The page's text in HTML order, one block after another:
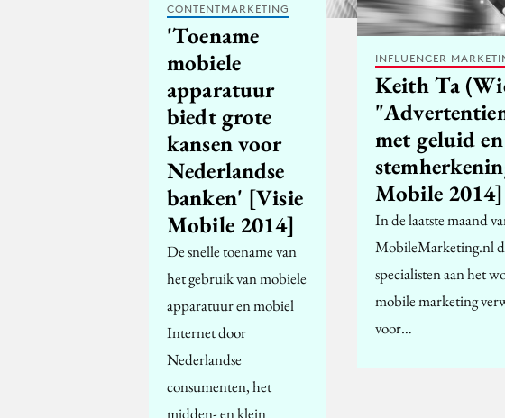
CONTENTMARKETING
'Toename
mobiele
apparatuur
biedt grote
kansen voor
Nederlandse
banken' [Visie
Mobile 2014]
De snelle toename van
het gebruik van mobiele
apparatuur en mobiel
Internet door
Nederlandse
consumenten, het
midden- en klein
INFLUENCER
Keith Ta
met geluid en
Mobile 2014]
In de laatste maand
MobileMarketing.nl
specialisten aan het
mobile marketing
voor…